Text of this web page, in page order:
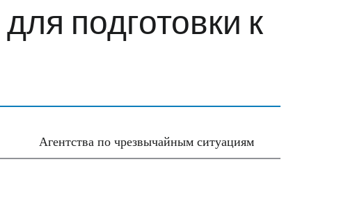
подготовки к
Агентства по чрезвычайным ситуациям